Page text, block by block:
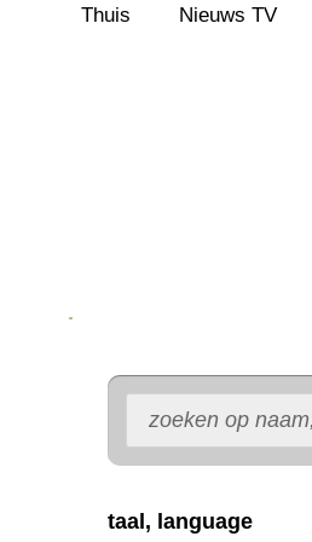
Thuis Nieuws TV
taal, language